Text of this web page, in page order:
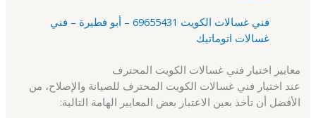
فني غسالات الكويت 69655431 – أبو فطيرة – فني
غسالات اتوماتيك
معايير اختيار فني غسالات الكويت المحترف
عند اختيار فني غسالات الكويت المحترف للصيانة والإصلاح، من
الأفضل أن تأخذ بعين الاعتبار بعض المعايير الهامة التالية: